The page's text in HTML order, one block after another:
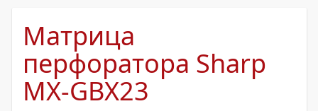
Матрица
перфоратора Sharp
MX-GBX23